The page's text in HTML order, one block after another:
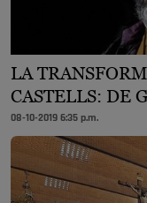
LA
CASTELLS: DE
08-10-2019 6:35 p.m.